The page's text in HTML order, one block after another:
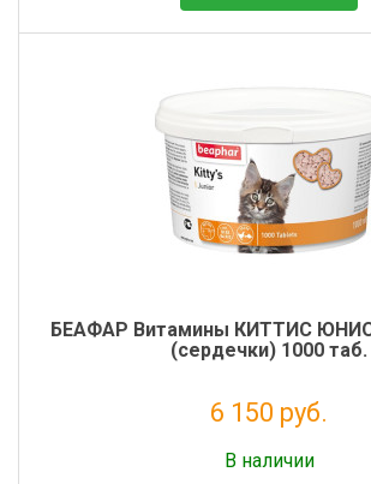
БЕАФАР Витамины КИТТИС
(сердечки) 1000 таб.
6 150 руб.
В наличии